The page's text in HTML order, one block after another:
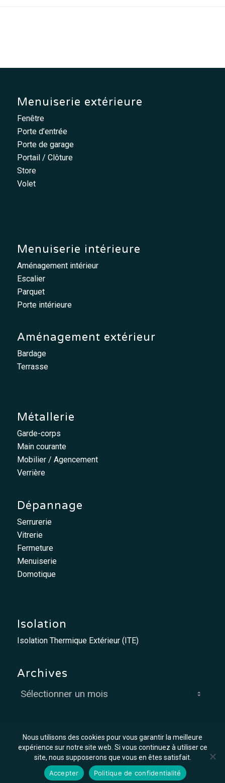
Menuiserie extérieure
Fenêtre
Porte d’entrée
Porte de garage
Portail / Clôture
Store
Volet
Menuiserie intérieure
Aménagement intérieur
Escalier
Parquet
Porte intérieure
Aménagement extérieur
Bardage
Terrasse
Métallerie
Garde-corps
Main courante
Mobilier / Agencement
Verrière
Dépannage
Serrurerie
Vitrerie
Fermeture
Menuiserie
Domotique
Isolation
Isolation Thermique Extérieur (ITE)
Archives
© MCO - Mis à flot parGraph'in !
Offres d’emploi
Mentions légales
Conditions générales de vente et d’exécution des travaux
Nous utilisons des cookies pour vous garantir la meilleure
expérience sur notre site web. Si vous continuez à utiliser ce
site, nous supposerons que vous en êtes satisfait.
Accepter
Politique de confidentialité